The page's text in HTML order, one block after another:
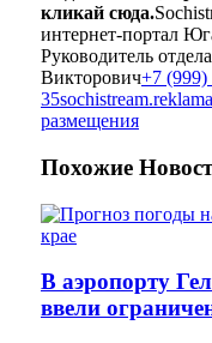
кликай сюда.
интернет-портал
Руководитель
Викторович+7 (999)
35
размещения
Похожие
В аэропорту
ввели